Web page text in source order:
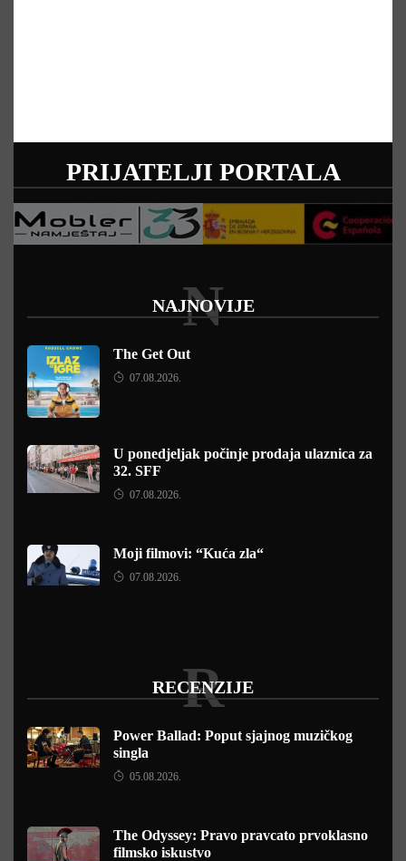
PRIJATELJI PORTALA
NAJNOVIJE
N
The Get Out
07.08.2026.
U ponedjeljak počinje prodaja ulaznica za
32. SFF
07.08.2026.
Moji filmovi: “Kuća zla“
07.08.2026.
RECENZIJE
R
Power Ballad: Poput sjajnog muzičkog
singla
05.08.2026.
The Odyssey: Pravo pravcato prvoklasno
filmsko iskustvo